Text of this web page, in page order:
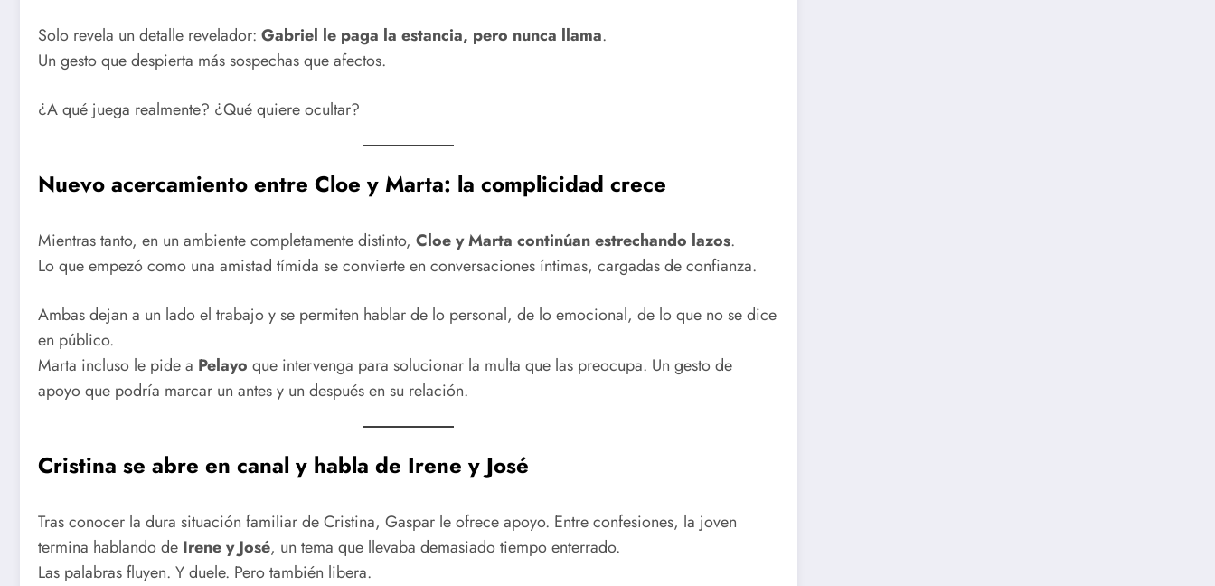
Solo revela un detalle revelador: Gabriel le paga la estancia, pero nunca llama.
Un gesto que despierta más sospechas que afectos.
¿A qué juega realmente? ¿Qué quiere ocultar?
Nuevo acercamiento entre Cloe y Marta: la complicidad crece
Mientras tanto, en un ambiente completamente distinto, Cloe y Marta continúan estrechando lazos.
Lo que empezó como una amistad tímida se convierte en conversaciones íntimas, cargadas de confianza.
Ambas dejan a un lado el trabajo y se permiten hablar de lo personal, de lo emocional, de lo que no se dice
en público.
Marta incluso le pide a Pelayo que intervenga para solucionar la multa que las preocupa. Un gesto de
apoyo que podría marcar un antes y un después en su relación.
Cristina se abre en canal y habla de Irene y José
Tras conocer la dura situación familiar de Cristina, Gaspar le ofrece apoyo. Entre confesiones, la joven
termina hablando de Irene y José, un tema que llevaba demasiado tiempo enterrado.
Las palabras fluyen. Y duele. Pero también libera.